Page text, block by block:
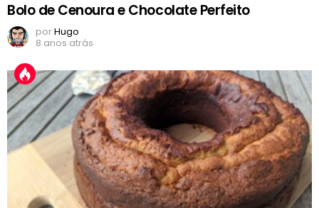
Bolo de Cenoura e Chocolate Perfeito
porHugo
8 anos atrás